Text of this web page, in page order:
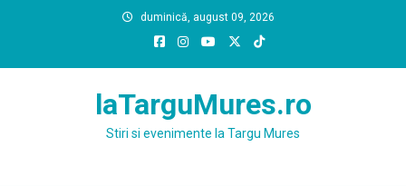
duminică, august 09, 2026
laTarguMures.ro
Stiri si evenimente la Targu Mures